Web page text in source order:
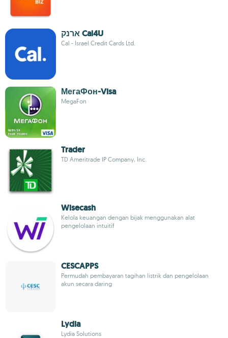
ארנק Cal4U
Cal - Israel Credit Cards Ltd.
МегаФон-Visa
MegaFon
Trader
TD Ameritrade IP Company, Inc.
Wisecash
Kelola keuangan dengan bijak menggunakan alat
pengelolaan intuitif
CESCAPPS
Permudah pembayaran tagihan listrik dan pengelolaan
akun secara daring
Lydia
Lydia Solutions